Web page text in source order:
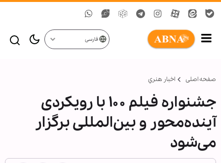
فارسی
صفحه اصلی اخبار هنري
جشنواره فیلم ۱۰۰ با رویکردی
آینده‌محور و بین‌المللی برگزار
می‌شود